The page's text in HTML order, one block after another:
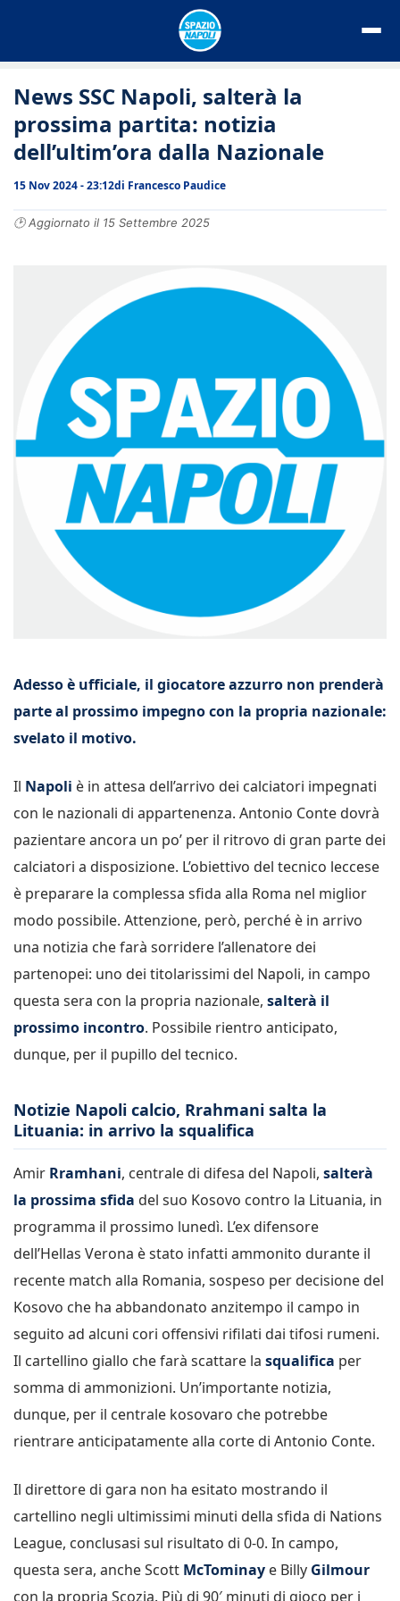
News SSC Napoli, salterà la
prossima partita: notizia
dell’ultim’ora dalla Nazionale
15 Nov 2024 - 23:12di Francesco Paudice
🕑 Aggiornato il 15 Settembre 2025
Adesso è ufficiale, il giocatore azzurro non prenderà
parte al prossimo impegno con la propria nazionale:
svelato il motivo.
Il Napoli è in attesa dell’arrivo dei calciatori impegnati
con le nazionali di appartenenza. Antonio Conte dovrà
pazientare ancora un po’ per il ritrovo di gran parte dei
calciatori a disposizione. L’obiettivo del tecnico leccese
è preparare la complessa sfida alla Roma nel miglior
modo possibile. Attenzione, però, perché è in arrivo
una notizia che farà sorridere l’allenatore dei
partenopei: uno dei titolarissimi del Napoli, in campo
questa sera con la propria nazionale, salterà il
prossimo incontro. Possibile rientro anticipato,
dunque, per il pupillo del tecnico.
Notizie Napoli calcio, Rrahmani salta la
Lituania: in arrivo la squalifica
Amir Rramhani, centrale di difesa del Napoli, salterà
la prossima sfida del suo Kosovo contro la Lituania, in
programma il prossimo lunedì. L’ex difensore
dell’Hellas Verona è stato infatti ammonito durante il
recente match alla Romania, sospeso per decisione del
Kosovo che ha abbandonato anzitempo il campo in
seguito ad alcuni cori offensivi rifilati dai tifosi rumeni.
Il cartellino giallo che farà scattare la squalifica per
somma di ammonizioni. Un’importante notizia,
dunque, per il centrale kosovaro che potrebbe
rientrare anticipatamente alla corte di Antonio Conte.
Il direttore di gara non ha esitato mostrando il
cartellino negli ultimissimi minuti della sfida di Nations
League, conclusasi sul risultato di 0-0. In campo,
questa sera, anche Scott McTominay e Billy Gilmour
con la propria Scozia. Più di 90′ minuti di gioco per i